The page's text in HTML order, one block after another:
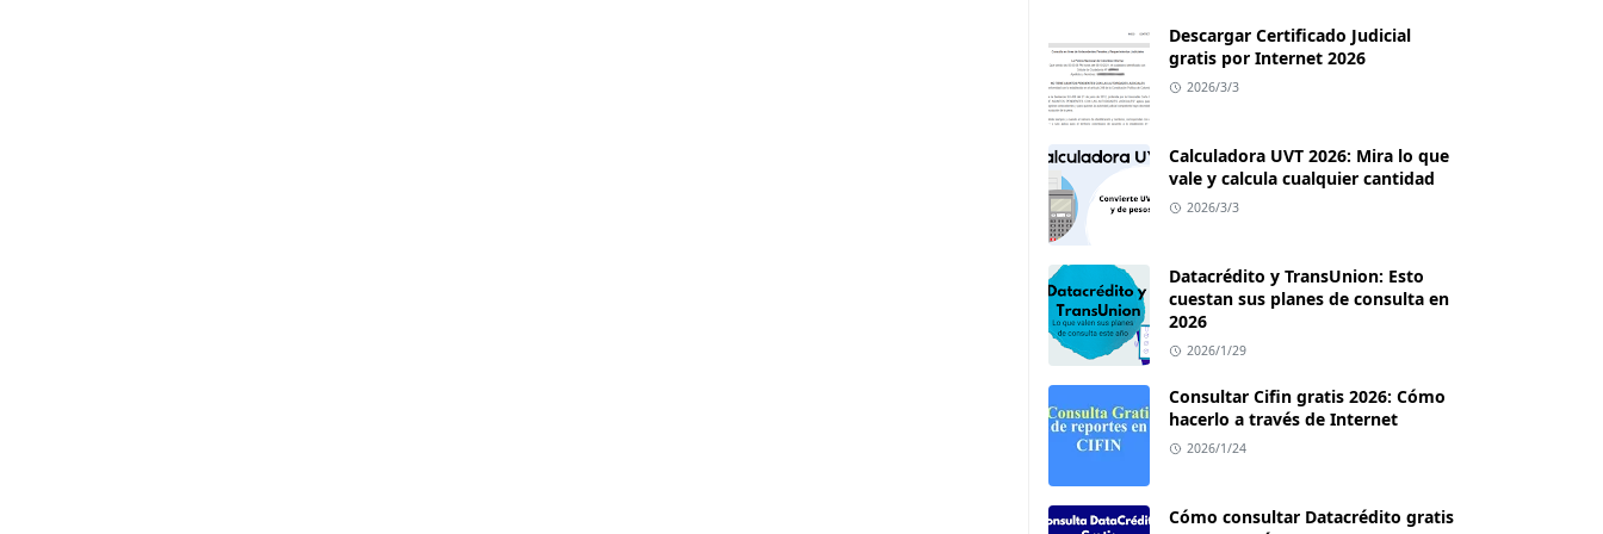
Descargar Certificado Judicial
gratis por Internet 2026
2026/3/3
Calculadora UVT 2026: Mira lo que
vale y calcula cualquier cantidad
2026/3/3
Datacrédito y TransUnion: Esto
cuestan sus planes de consulta en
2026
2026/1/29
Consultar Cifin gratis 2026: Cómo
hacerlo a través de Internet
2026/1/24
Cómo consultar Datacrédito gratis